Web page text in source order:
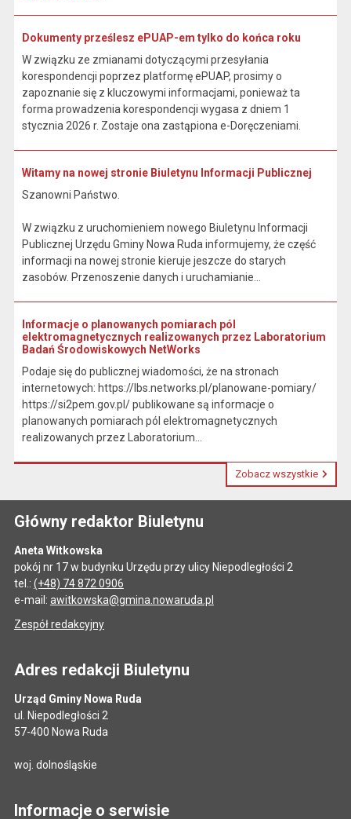
Dokumenty prześlesz ePUAP-em tylko do końca roku
W związku ze zmianami dotyczącymi przesyłania
korespondencji poprzez platformę ePUAP, prosimy o
zapoznanie się z kluczowymi informacjami, ponieważ ta
forma prowadzenia korespondencji wygasa z dniem 1
stycznia 2026 r. Zostaje ona zastąpiona e-Doręczeniami.
Witamy na nowej stronie Biuletynu Informacji Publicznej
Szanowni Państwo.
W związku z uruchomieniem nowego Biuletynu Informacji
Publicznej Urzędu Gminy Nowa Ruda informujemy, że część
informacji na nowej stronie kieruje jeszcze do starych
zasobów. Przenoszenie danych i uruchamianie...
Informacje o planowanych pomiarach pól
elektromagnetycznych realizowanych przez Laboratorium
Badań Środowiskowych NetWorks
Podaje się do publicznej wiadomości, że na stronach
internetowych: https://lbs.networks.pl/planowane-pomiary/
https://si2pem.gov.pl/ publikowane są informacje o
planowanych pomiarach pól elektromagnetycznych
realizowanych przez Laboratorium...
Zobacz wszystkie
Główny redaktor Biuletynu
Aneta Witkowska
pokój nr 17 w budynku Urzędu przy ulicy Niepodległości 2
tel.: (+48) 74 872 0906
e-mail: awitkowska@gmina.nowaruda.pl
Zespół redakcyjny
Adres redakcji Biuletynu
Urząd Gminy Nowa Ruda
ul. Niepodległości 2
57-400 Nowa Ruda
woj. dolnośląskie
Informacje o serwisie